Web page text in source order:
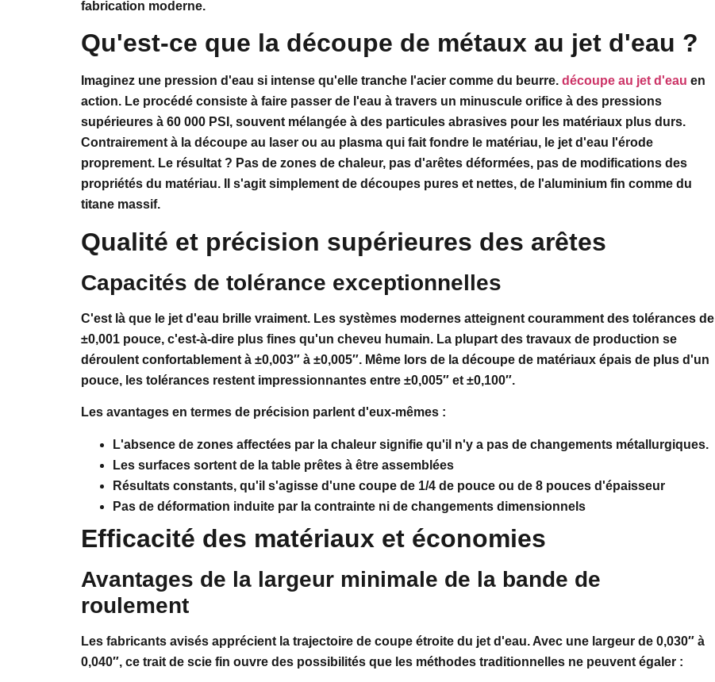
fabrication moderne.
Qu'est-ce que la découpe de métaux au jet d'eau ?
Imaginez une pression d'eau si intense qu'elle tranche l'acier comme du beurre. découpe au jet d'eau en
action. Le procédé consiste à faire passer de l'eau à travers un minuscule orifice à des pressions
supérieures à 60 000 PSI, souvent mélangée à des particules abrasives pour les matériaux plus durs.
Contrairement à la découpe au laser ou au plasma qui fait fondre le matériau, le jet d'eau l'érode
proprement. Le résultat ? Pas de zones de chaleur, pas d'arêtes déformées, pas de modifications des
propriétés du matériau. Il s'agit simplement de découpes pures et nettes, de l'aluminium fin comme du
titane massif.
Qualité et précision supérieures des arêtes
Capacités de tolérance exceptionnelles
C'est là que le jet d'eau brille vraiment. Les systèmes modernes atteignent couramment des tolérances de
±0,001 pouce, c'est-à-dire plus fines qu'un cheveu humain. La plupart des travaux de production se
déroulent confortablement à ±0,003″ à ±0,005″. Même lors de la découpe de matériaux épais de plus d'un
pouce, les tolérances restent impressionnantes entre ±0,005″ et ±0,100″.
Les avantages en termes de précision parlent d'eux-mêmes :
L'absence de zones affectées par la chaleur signifie qu'il n'y a pas de changements métallurgiques.
Les surfaces sortent de la table prêtes à être assemblées
Résultats constants, qu'il s'agisse d'une coupe de 1/4 de pouce ou de 8 pouces d'épaisseur
Pas de déformation induite par la contrainte ni de changements dimensionnels
Efficacité des matériaux et économies
Avantages de la largeur minimale de la bande de
roulement
Les fabricants avisés apprécient la trajectoire de coupe étroite du jet d'eau. Avec une largeur de 0,030″ à
0,040″, ce trait de scie fin ouvre des possibilités que les méthodes traditionnelles ne peuvent égaler :